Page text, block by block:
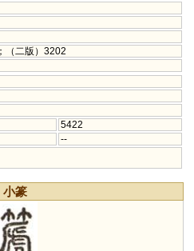
（二版）3202
5422
--
小篆